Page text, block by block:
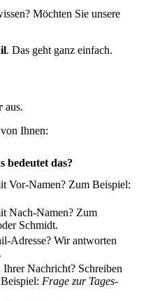
Möchten Sie unsere
. Das geht ganz einfach.
aus.
Ihnen:
bedeutet das?
Vor-Namen? Zum Beispiel:
Nach-Namen? Zum
Schmidt.
Adresse? Wir antworten
Nachricht? Schreiben
Frage zur Tages-